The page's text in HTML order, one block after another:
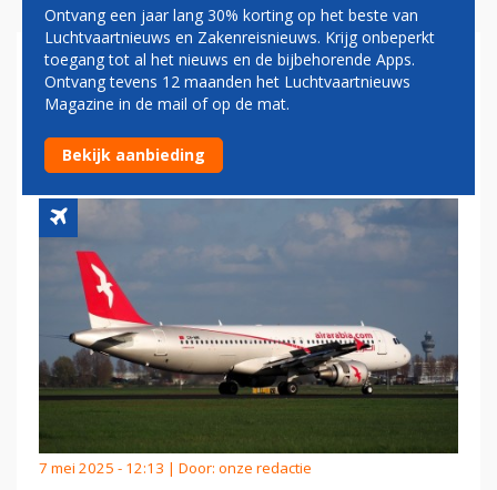
AIR ARABIA HERVAT
VLIEGVERBINDING TUSSEN
SCHIPHOL EN TÉTOUAN
7 mei 2025 - 12:13 | Door: onze redactie
Ontvang een jaar lang 30% korting op het beste van
Luchtvaartnieuws en Zakenreisnieuws. Krijg onbeperkt
toegang tot al het nieuws en de bijbehorende Apps.
Ontvang tevens 12 maanden het Luchtvaartnieuws
Magazine in de mail of op de mat.
Bekijk aanbieding